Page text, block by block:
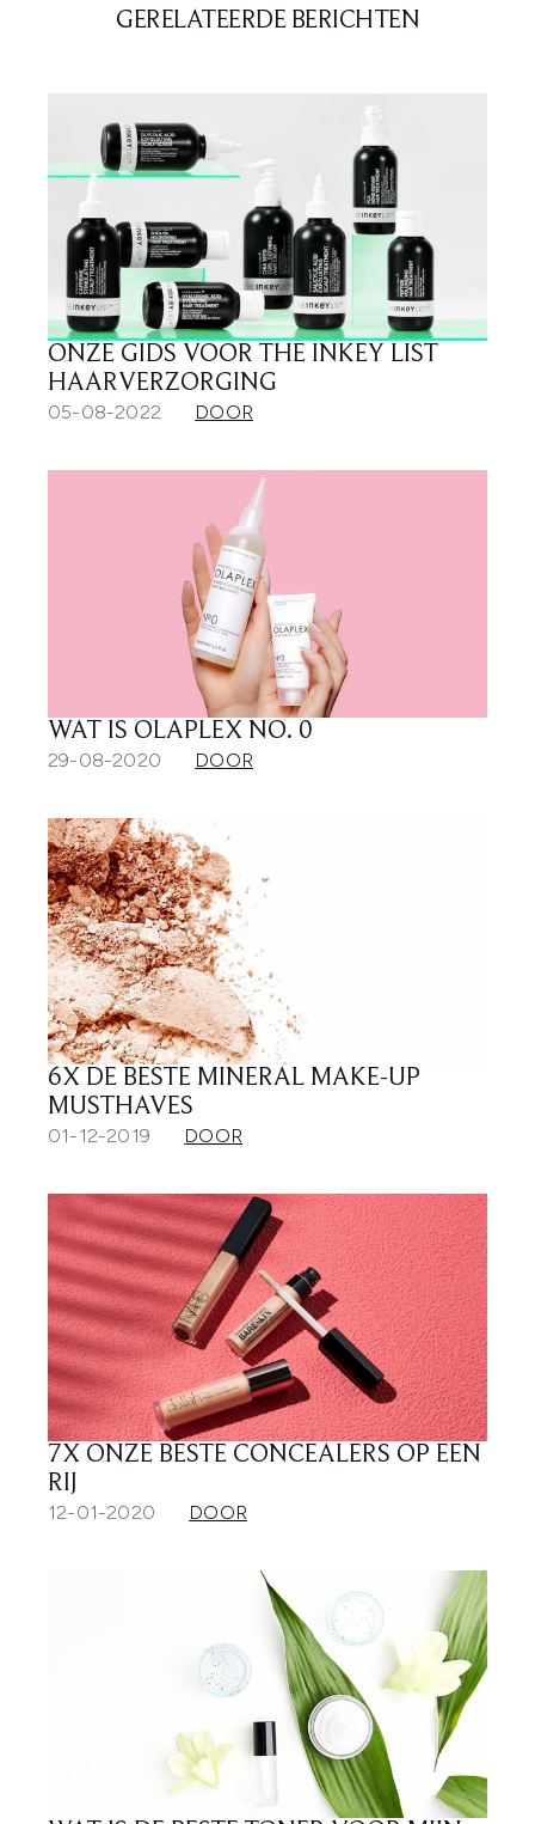
GERELATEERDE BERICHTEN
ONZE GIDS VOOR THE INKEY LIST
HAARVERZORGING
05-08-2022 DOOR
WAT IS OLAPLEX NO. 0
29-08-2020 DOOR
6X DE BESTE MINERAL MAKE-UP
MUSTHAVES
01-12-2019 DOOR
7X ONZE BESTE CONCEALERS OP EEN
RIJ
12-01-2020 DOOR